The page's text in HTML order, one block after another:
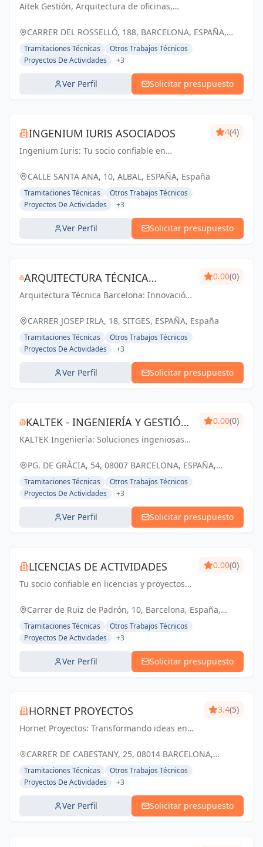
INGENIERIA AITEK SL
Aitek Gestión, Arquitectura de oficinas,
CARRER DEL ROSSELLÓ, 188, BARCELONA, ESPAÑA,
España
Tramitaciones Técnicas
Otros Trabajos Técnicos
Proyectos De Actividades
+3
Ver Perfil Solicitar presupuesto
INGENIUM IURIS ASOCIADOS
Ingenium Iuris: Tu socio confiable en
Soluciones profesionales para proyectos
4(4)
CALLE SANTA ANA, 10, ALBAL, ESPAÑA, España
Tramitaciones Técnicas
Otros Trabajos Técnicos
Proyectos De Actividades
+3
Ver Perfil Solicitar presupuesto
ARQUITECTURA TÉCNICA
BARCELONA - PABLO PARES
GONZALEZ
Arquitectura Técnica Barcelona: Innovación
visión, nuestro compromiso.
0.00(0)
CARRER JOSEP IRLA, 18, SITGES, ESPAÑA, España
Tramitaciones Técnicas
Otros Trabajos Técnicos
Proyectos De Actividades
+3
Ver Perfil Solicitar presupuesto
KALTEK - INGENIERÍA Y GESTIÓN
DE PROYECTOS
KALTEK Ingeniería: Soluciones ingeniosas
en Barcelona. Impulsando tu éxito con
0.00(0)
PG. DE GRÀCIA, 54, 08007 BARCELONA, ESPAÑA,
España
Tramitaciones Técnicas
Otros Trabajos Técnicos
Proyectos De Actividades
+3
Ver Perfil Solicitar presupuesto
LICENCIAS DE ACTIVIDADES
Tu socio confiable en licencias y proyectos
que tu negocio prospere.
0.00(0)
Carrer de Ruiz de Padrón, 10, Barcelona, España,
España
Tramitaciones Técnicas
Otros Trabajos Técnicos
Proyectos De Actividades
+3
Ver Perfil Solicitar presupuesto
HORNET PROYECTOS
Hornet Proyectos: Transformando ideas en
impulsando el crecimiento de nuestros
3.4(5)
CARRER DE CABESTANY, 25, 08014 BARCELONA,
ESPAÑA, España
Tramitaciones Técnicas
Otros Trabajos Técnicos
Proyectos De Actividades
+3
Ver Perfil Solicitar presupuesto